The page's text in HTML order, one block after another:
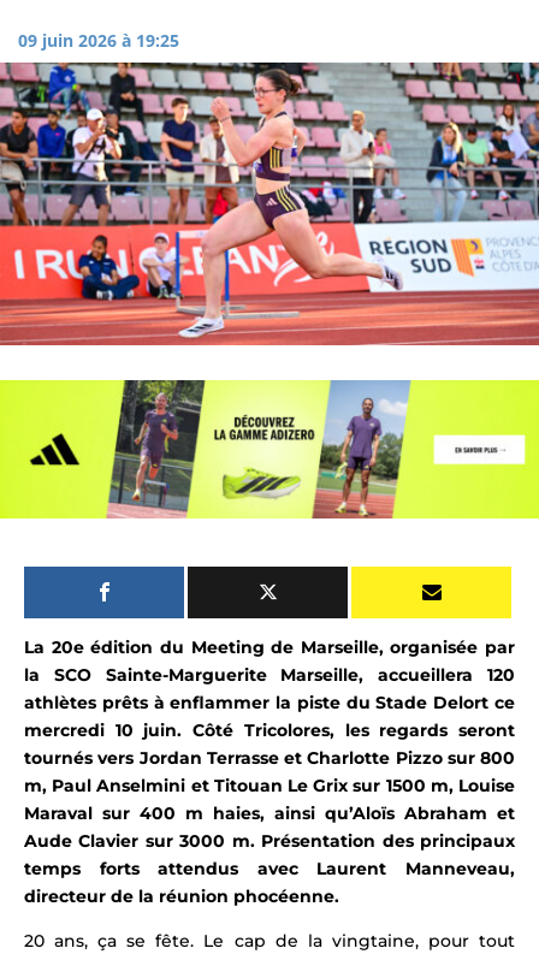
09 juin 2026 à 19:25
La 20e édition du Meeting de Marseille, organisée par
la SCO Sainte-Marguerite Marseille,accueillera 120
athlètes prêts à enflammer la piste du Stade Delort ce
mercredi 10 juin.Côté Tricolores, les regards seront
tournés vers Jordan Terrasse et Charlotte Pizzo sur 800
m, Paul Anselmini et Titouan Le Grix sur 1500 m, Louise
Maraval sur 400 m haies, ainsi qu’Aloïs Abraham et
Aude Clavier sur 3000 m. Présentation des principaux
temps forts attendus avec Laurent Manneveau,
directeur de la réunion phocéenne.
20 ans, ça se fête. Le cap de la vingtaine, pour tout